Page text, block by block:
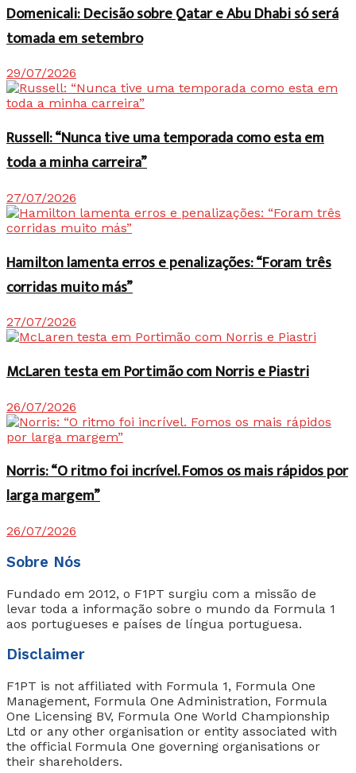
Domenicali: Decisão sobre Qatar e Abu Dhabi só será
tomada em setembro
29/07/2026
Russell: “Nunca tive uma temporada como esta em
toda a minha carreira”
27/07/2026
Hamilton lamenta erros e penalizações: “Foram três
corridas muito más”
27/07/2026
McLaren testa em Portimão com Norris e Piastri
26/07/2026
Norris: “O ritmo foi incrível. Fomos os mais rápidos por
larga margem”
26/07/2026
Sobre Nós
Fundado em 2012, o F1PT surgiu com a missão de
levar toda a informação sobre o mundo da Formula 1
aos portugueses e países de língua portuguesa.
Disclaimer
F1PT is not affiliated with Formula 1, Formula One
Management, Formula One Administration, Formula
One Licensing BV, Formula One World Championship
Ltd or any other organisation or entity associated with
the official Formula One governing organisations or
their shareholders.